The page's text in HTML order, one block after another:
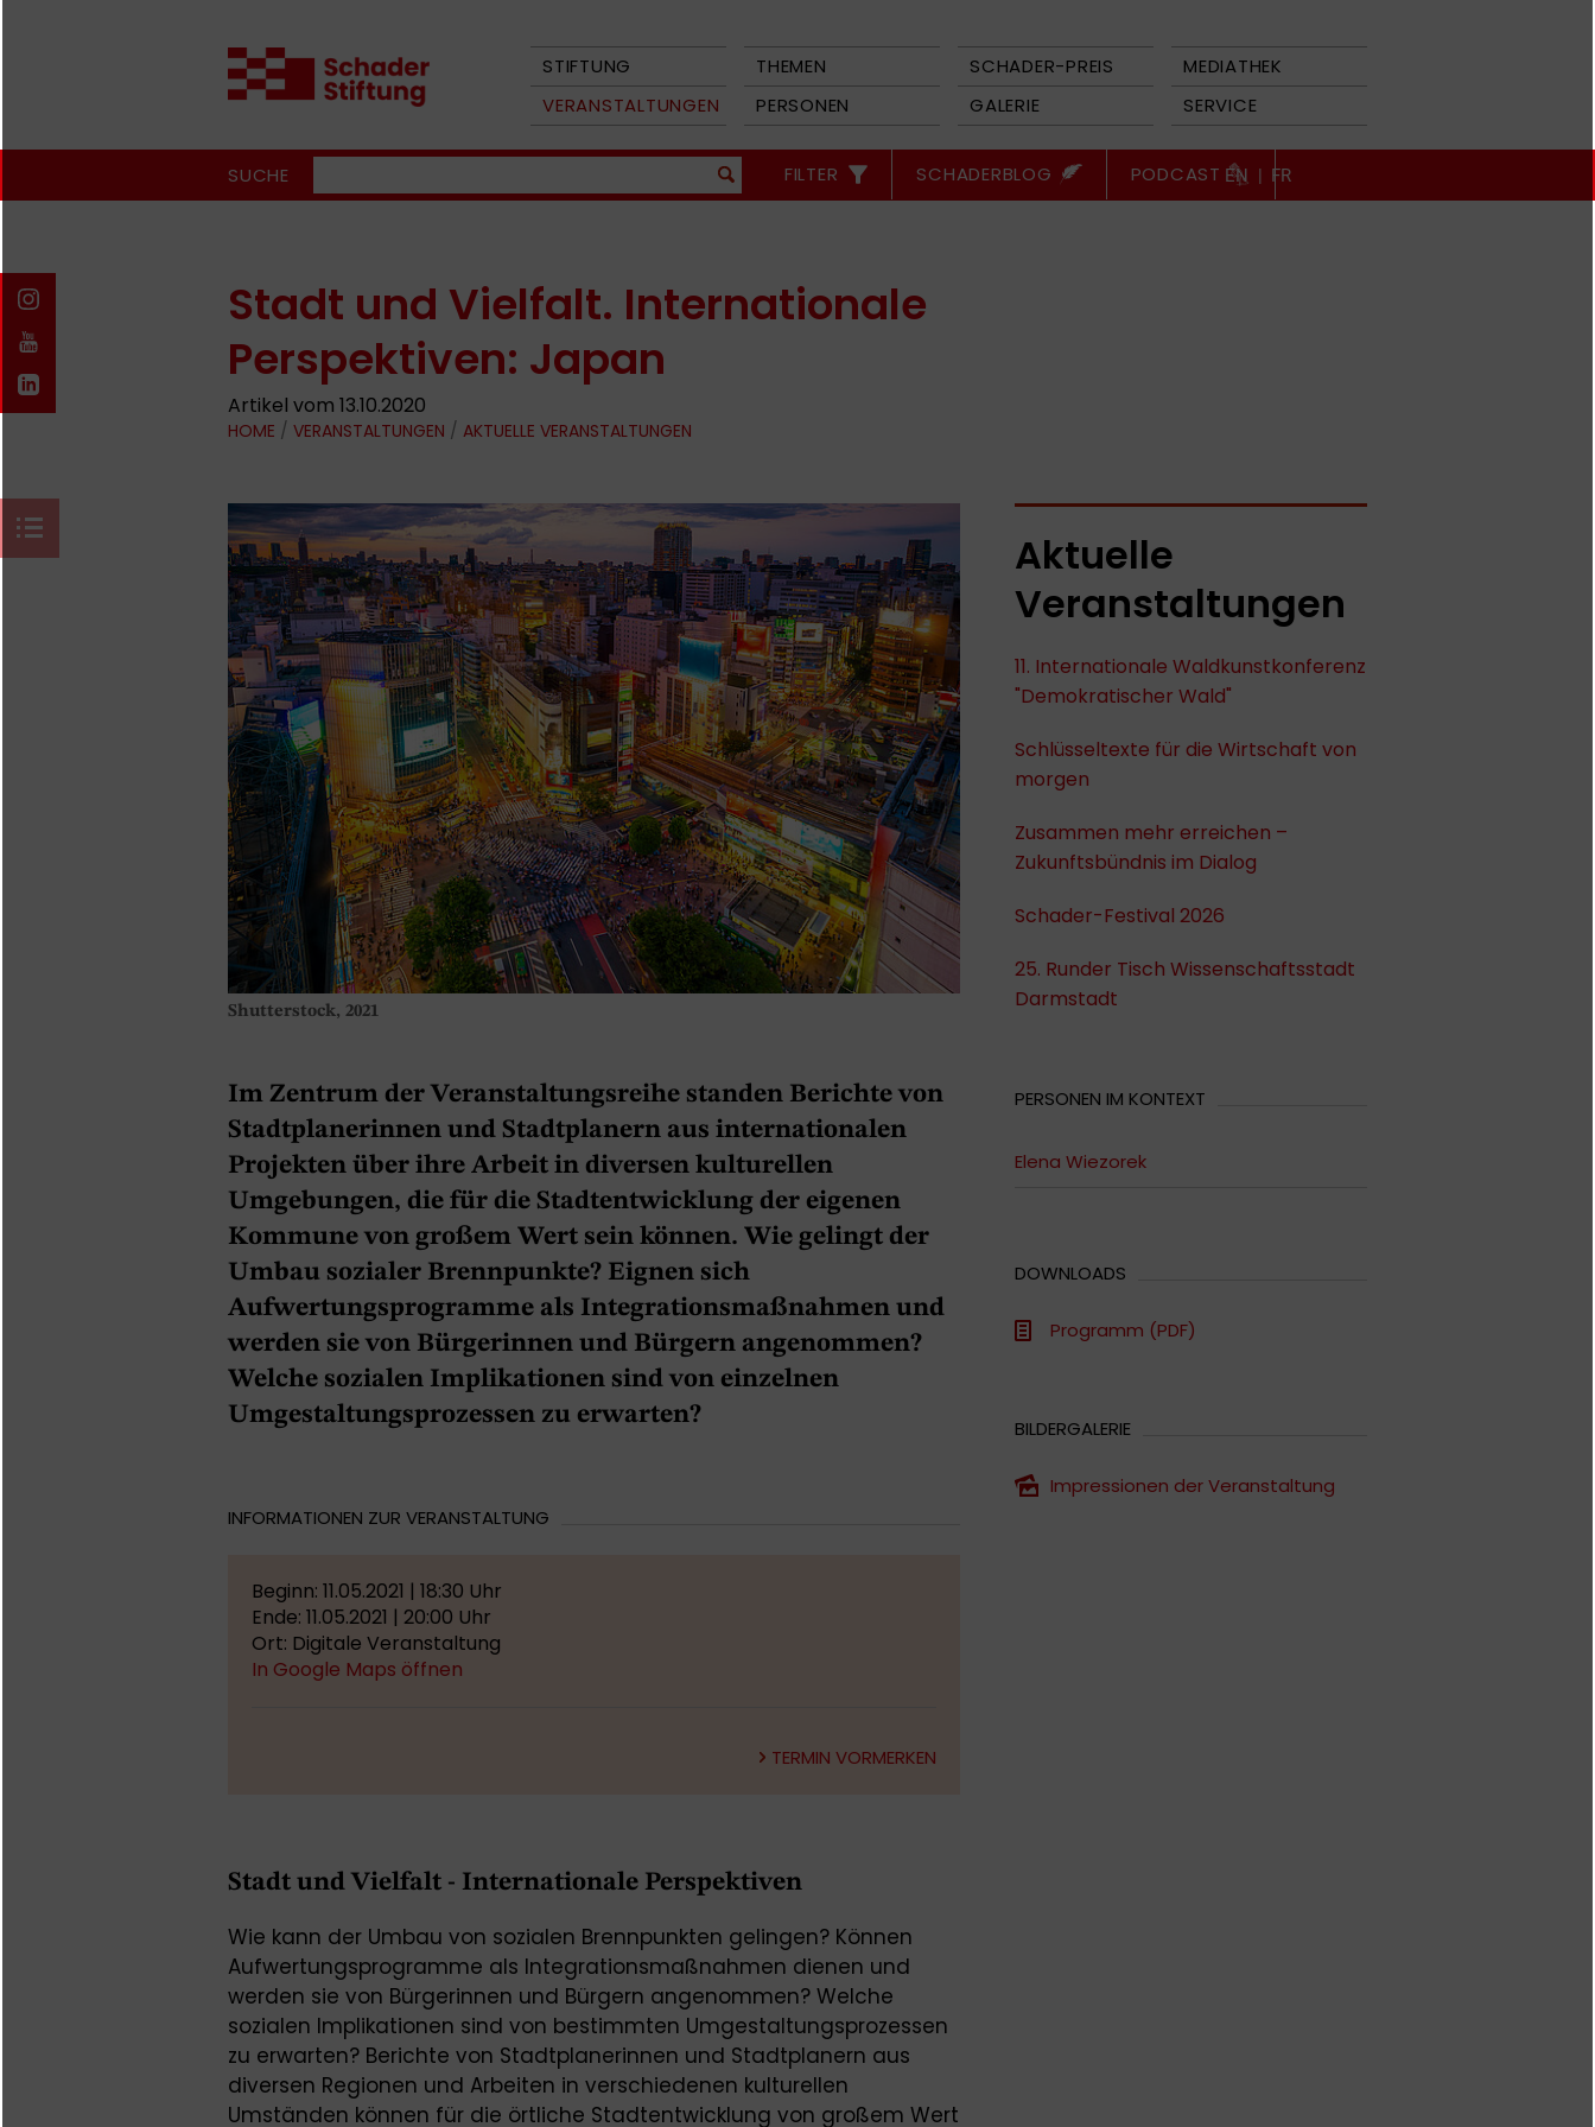
STIFTUNG THEMEN SCHADER-PREIS
MEDIATHEK
VERANSTALTUNGEN
PERSONEN GALERIE SERVICE
SUCHE FILTER SCHADERBLOG PODCAST EN | FR
Stadt und Vielfalt. Internationale
Perspektiven: Japan
Artikel vom 13.10.2020
HOME / VERANSTALTUNGEN / AKTUELLE VERANSTALTUNGEN
Shutterstock, 2021
Im Zentrum der Veranstaltungsreihe standen Berichte von
Stadtplanerinnen und Stadtplanern aus internationalen
Projekten über ihre Arbeit in diversen kulturellen
Umgebungen, die für die Stadtentwicklung der eigenen
Kommune von großem Wert sein können. Wie gelingt der
Umbau sozialer Brennpunkte? Eignen sich
Aufwertungsprogramme als Integrationsmaßnahmen und
werden sie von Bürgerinnen und Bürgern angenommen?
Welche sozialen Implikationen sind von einzelnen
Umgestaltungsprozessen zu erwarten?
INFORMATIONEN ZUR VERANSTALTUNG
Beginn: 11.05.2021 | 18:30 Uhr
Ende: 11.05.2021 | 20:00 Uhr
Ort: Digitale Veranstaltung
In Google Maps öffnen
TERMIN VORMERKEN
Stadt und Vielfalt - Internationale Perspektiven
Wie kann der Umbau von sozialen Brennpunkten gelingen? Können
Aufwertungsprogramme als Integrationsmaßnahmen dienen und
werden sie von Bürgerinnen und Bürgern angenommen? Welche
sozialen Implikationen sind von bestimmten Umgestaltungsprozessen
zu erwarten? Berichte von Stadtplanerinnen und Stadtplanern aus
diversen Regionen und Arbeiten in verschiedenen kulturellen
Umständen können für die örtliche Stadtentwicklung von großem Wert
Aktuelle
Veranstaltungen
11. Internationale Waldkunstkonferenz
"Demokratischer Wald"
Schlüsseltexte für die Wirtschaft von
morgen
Zusammen mehr erreichen –
Zukunftsbündnis im Dialog
Schader-Festival 2026
25. Runder Tisch Wissenschaftsstadt
Darmstadt
PERSONEN IM KONTEXT
Elena Wiezorek
DOWNLOADS
Programm (PDF)
BILDERGALERIE
Impressionen der Veranstaltung